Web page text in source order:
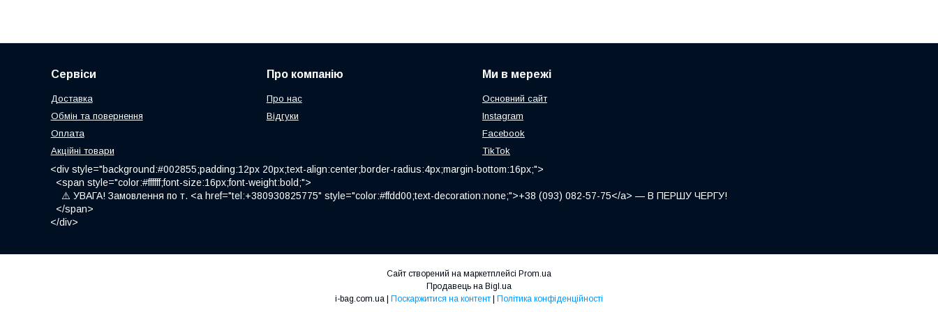
Сервіси
Доставка
Обмін та повернення
Оплата
Акційні товари
Про компанію
Про нас
Відгуки
Ми в мережі
Основний сайт
Instagram
Facebook
TikTok
<div style="background:#002855;padding:12px 20px;text-align:center;border-radius:4px;margin-bottom:16px;">
<span style="color:#ffffff;font-size:16px;font-weight:bold;">
⚠️ УВАГА! Замовлення по т. <a href="tel:+380930825775" style="color:#ffdd00;text-decoration:none;">+38 (093) 082-57-75</a> — В ПЕРШУ ЧЕРГУ!
</span>
</div>
Сайт створений на маркетплейсі Prom.ua
Продавець на Bigl.ua
Поскаржитися на контент Політика конфіденційності